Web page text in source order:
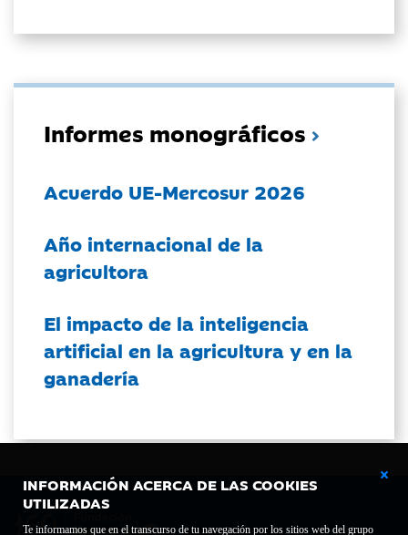
INFORMACIÓN ACERCA DE LAS COOKIES
UTILIZADAS
Te informamos que en el transcurso de tu navegación por los sitios web del grupo
Informes monográficos
Acuerdo UE-Mercosur 2026
Año internacional de la
agricultora
El impacto de la inteligencia
artificial en la agricultura y en la
ganadería